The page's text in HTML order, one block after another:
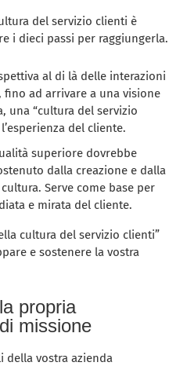
del servizio clienti è
i dieci passi per raggiungerla.
al di là delle interazioni
ad arrivare a una visione
una “cultura del servizio
del cliente.
superiore dovrebbe
dalla creazione e dalla
Serve come base per
e mirata del cliente.
cultura del servizio clienti”
e sostenere la vostra
propria
missione
della vostra azienda